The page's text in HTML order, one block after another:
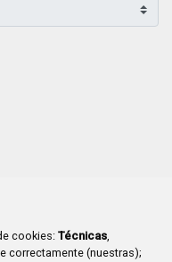
cookies: Técnicas,
correctamente (nuestras);